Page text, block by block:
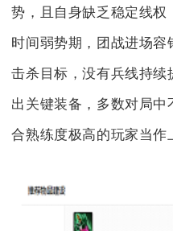
势，且自身缺乏稳定线权
时间弱势期，团战进场
击杀目标，没有兵线持
出关键装备，多数对局
合熟练度极高的玩家当作